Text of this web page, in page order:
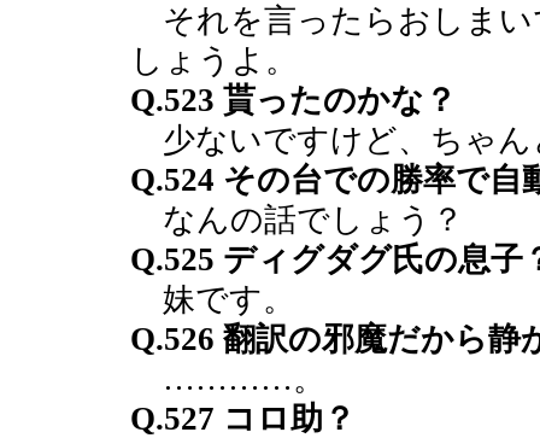
それを言ったらおしまい
しょうよ。
Q.523 貰ったのかな？
少ないですけど、ちゃん
Q.524 その台での勝率で
なんの話でしょう？
Q.525 ディグダグ氏の息子
妹です。
Q.526 翻訳の邪魔だから静
…………。
Q.527 コロ助？